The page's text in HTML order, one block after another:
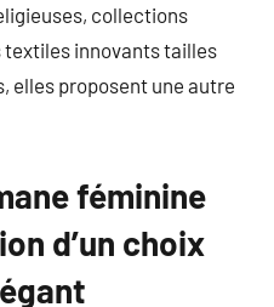
collections
innovants tailles
elles proposent une autre
féminine
d’un choix